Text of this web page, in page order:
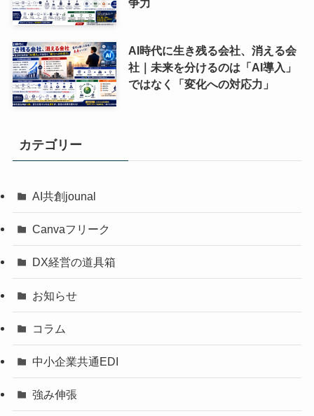
争力
AI時代に生き残る会社、消える会
社｜未来を分けるのは「AI導入」
ではなく「変化への対応力」
カテゴリー
AI共創jounal
Canvaフリーク
DX経営の道具箱
お知らせ
コラム
中小企業共通EDI
強み伸張